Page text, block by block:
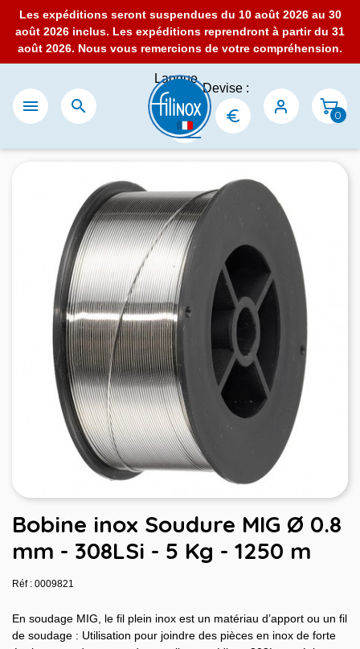
Les expéditions seront suspendues du 10 août 2026 au 30
août 2026 inclus. Les expéditions reprendront à partir du 31
août 2026. Nous vous remercions de votre compréhension.
 
Langue
:
Devise :
0
Bobine inox Soudure MIG Ø 0.8
mm - 308LSi - 5 Kg - 1250 m
Réf : 0009821
En soudage MIG, le fil plein inox est un matériau d’apport ou un fil
de soudage : Utilisation pour joindre des pièces en inox de forte